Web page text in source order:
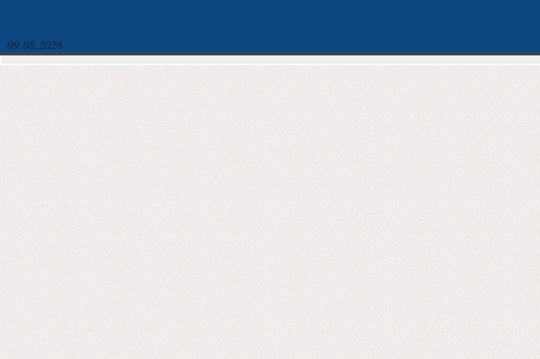
09.08.2026